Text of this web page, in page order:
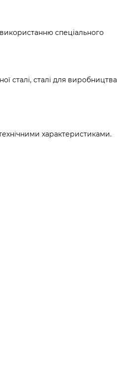
спеціального
сталі, сталі для виробництва
характеристиками.